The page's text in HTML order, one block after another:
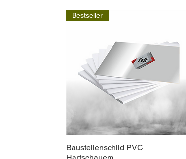
Schnellansicht
Bestseller
Baustellenschild PVC